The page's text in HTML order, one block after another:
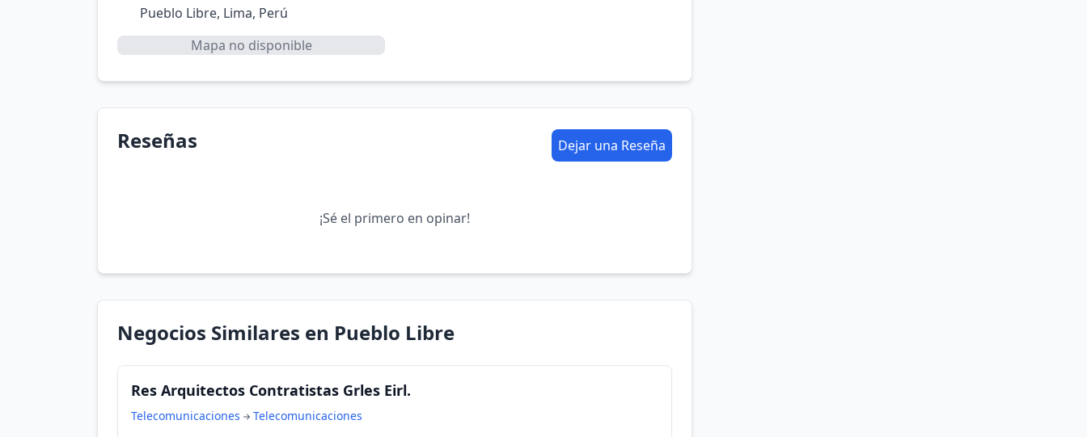
Pueblo Libre, Lima, Perú
Mapa no disponible
Reseñas Dejar una Reseña
¡Sé el primero en opinar!
Negocios Similares en Pueblo Libre
Res Arquitectos Contratistas Grles Eirl.
Telecomunicaciones Telecomunicaciones